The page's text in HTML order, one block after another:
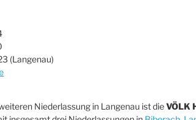
(Langenau)
Niederlassung in Langenau ist dieVÖLK